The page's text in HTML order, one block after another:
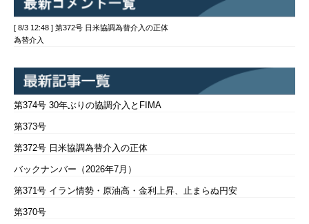
[ 8/3 12:48 ] 第372号 日米協調為替介入の正体
為替介入
第374号 30年ぶりの協調介入とFIMA
第373号
第372号 日米協調為替介入の正体
バックナンバー（2026年7月）
第371号 イラン情勢・原油高・金利上昇、止まらぬ円安
第370号